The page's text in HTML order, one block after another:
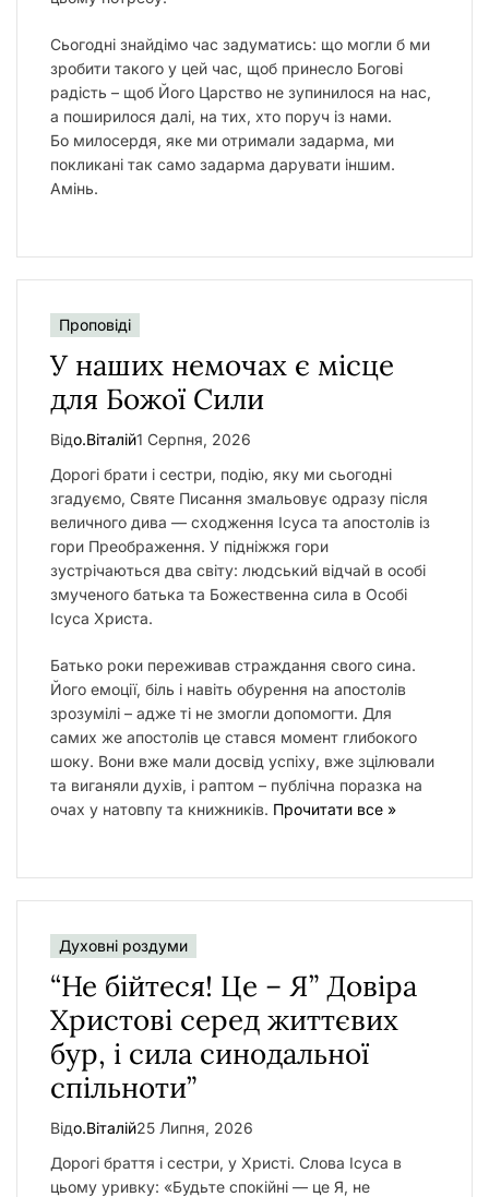
Сьогодні знайдімо час задуматись: що могли б ми
зробити такого у цей час, щоб принесло Богові
радість – щоб Його Царство не зупинилося на нас,
а поширилося далі, на тих, хто поруч із нами.
Бо милосердя, яке ми отримали задарма, ми
покликані так само задарма дарувати іншим.
Амінь.
Проповіді
У наших немочах є місце
для Божої Сили
Відо.Віталій1 Серпня, 2026
Дорогі брати і сестри, подію, яку ми сьогодні
згадуємо, Святе Писання змальовує одразу після
величного дива — сходження Ісуса та апостолів із
гори Преображення. У підніжжя гори
зустрічаються два світу: людський відчай в особі
змученого батька та Божественна сила в Особі
Ісуса Христа.
Батько роки переживав страждання свого сина.
Його емоції, біль і навіть обурення на апостолів
зрозумілі – адже ті не змогли допомогти. Для
самих же апостолів це стався момент глибокого
шоку. Вони вже мали досвід успіху, вже зцілювали
та виганяли духів, і раптом – публічна поразка на
очах у натовпу та книжників. Прочитати все »
Духовні роздуми
“Не бійтеся! Це – Я” Довіра
Христові серед життєвих
бур, і сила синодальної
спільноти”
Відо.Віталій25 Липня, 2026
Дорогі браття і сестри, у Христі. Слова Ісуса в
цьому уривку: «Будьте спокійні — це Я, не